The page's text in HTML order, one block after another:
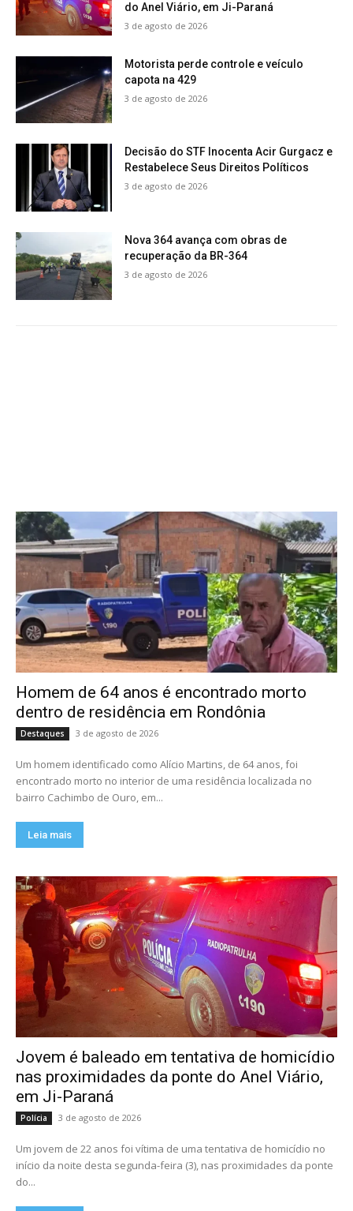
do Anel Viário, em Ji-Paraná
3 de agosto de 2026
Motorista perde controle e veículo
capota na 429
3 de agosto de 2026
Decisão do STF Inocenta Acir Gurgacz e
Restabelece Seus Direitos Políticos
3 de agosto de 2026
Nova 364 avança com obras de
recuperação da BR-364
3 de agosto de 2026
Homem de 64 anos é encontrado morto
dentro de residência em Rondônia
Destaques 3 de agosto de 2026
Um homem identificado como Alício Martins, de 64 anos, foi
encontrado morto no interior de uma residência localizada no
bairro Cachimbo de Ouro, em...
Leia mais
Jovem é baleado em tentativa de homicídio
nas proximidades da ponte do Anel Viário,
em Ji-Paraná
Polícia 3 de agosto de 2026
Um jovem de 22 anos foi vítima de uma tentativa de homicídio no
início da noite desta segunda-feira (3), nas proximidades da ponte
do...